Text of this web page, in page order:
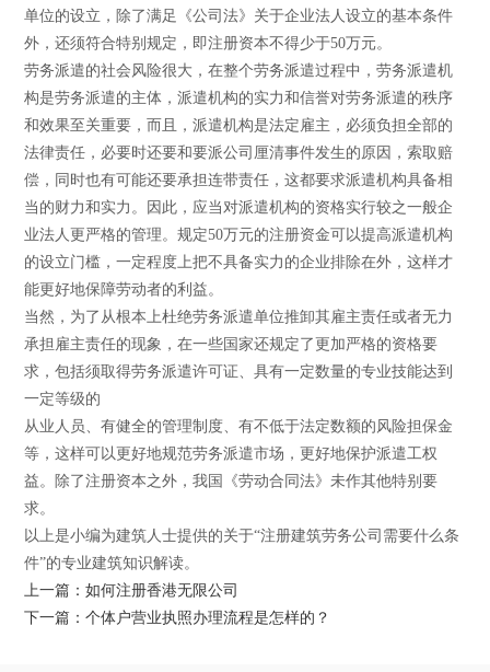
单位的设立，除了满足《公司法》关于企业法人设立的基本条件
外，还须符合特别规定，即注册资本不得少于50万元。
劳务派遣的社会风险很大，在整个劳务派遣过程中，劳务派遣机
构是劳务派遣的主体，派遣机构的实力和信誉对劳务派遣的秩序
和效果至关重要，而且，派遣机构是法定雇主，必须负担全部的
法律责任，必要时还要和要派公司厘清事件发生的原因，索取赔
偿，同时也有可能还要承担连带责任，这都要求派遣机构具备相
当的财力和实力。因此，应当对派遣机构的资格实行较之一般企
业法人更严格的管理。规定50万元的注册资金可以提高派遣机构
的设立门槛，一定程度上把不具备实力的企业排除在外，这样才
能更好地保障劳动者的利益。
当然，为了从根本上杜绝劳务派遣单位推卸其雇主责任或者无力
承担雇主责任的现象，在一些国家还规定了更加严格的资格要
求，包括须取得劳务派遣许可证、具有一定数量的专业技能达到
一定等级的
从业人员、有健全的管理制度、有不低于法定数额的风险担保金
等，这样可以更好地规范劳务派遣市场，更好地保护派遣工权
益。除了注册资本之外，我国《劳动合同法》未作其他特别要
求。
以上是小编为建筑人士提供的关于“注册建筑劳务公司需要什么条
件”的专业建筑知识解读。
上一篇：如何注册香港无限公司
下一篇：个体户营业执照办理流程是怎样的？